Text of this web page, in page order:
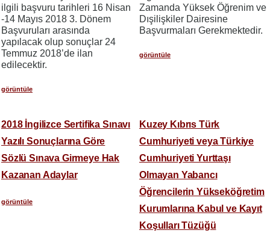
ilgili başvuru tarihleri 16 Nisan
-14 Mayıs 2018 3. Dönem
Başvuruları arasında
yapılacak olup sonuçlar 24
Temmuz 2018’de ilan
edilecektir.
görüntüle
Zamanda Yüksek Öğrenim ve
Dışilişkiler Dairesine
Başvurmaları Gerekmektedir.
görüntüle
2018 İngilizce Sertifika Sınavı
Yazılı Sonuçlarına Göre
Sözlü Sınava Girmeye Hak
Kazanan Adaylar
görüntüle
Kuzey Kıbrıs Türk
Cumhuriyeti veya Türkiye
Cumhuriyeti Yurttaşı
Olmayan Yabancı
Öğrencilerin Yükseköğretim
Kurumlarına Kabul ve Kayıt
Koşulları Tüzüğü